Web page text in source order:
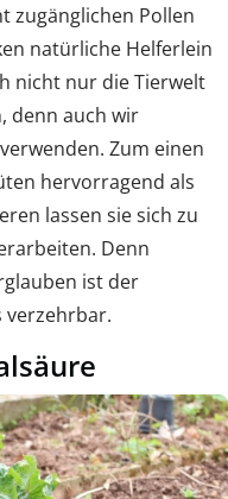
zugänglichen Pollen
natürliche Helferlein
nicht nur die Tierwelt
denn auch wir
Zum einen
hervorragend als
lassen sie sich zu
Denn
ist der
verzehrbar.